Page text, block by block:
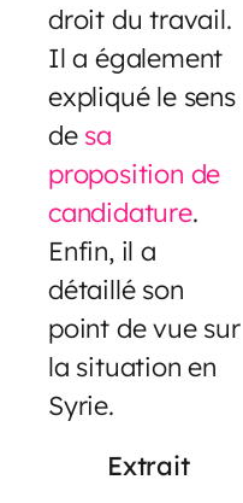
droit du travail.
Il a également
expliqué le sens
de sa
proposition de
candidature.
Enfin, il a
détaillé son
point de vue sur
la situation en
Syrie.
Extrait